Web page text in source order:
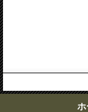
ホ